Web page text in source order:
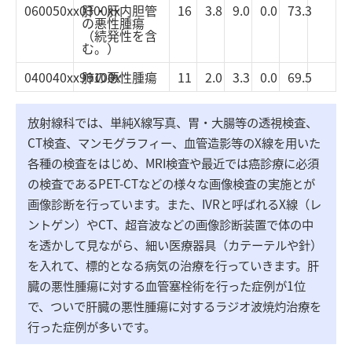
060050xx0300xx肝・肝内胆管
の悪性腫瘍
（続発性を含
む。）
16 3.8 9.0 0.0 73.3
040040xx99100x肺の悪性腫瘍 11 2.0 3.3 0.0 69.5
放射線科では、単純X線写真、胃・大腸等の透視検査、
CT検査、マンモグラフィー、血管造影等のX線を用いた
各種の検査をはじめ、MRI検査や最近では癌診療に必須
の検査であるPET-CTなどの様々な画像検査の実施とが
画像診断を行っています。また、IVRと呼ばれるX線（レ
ントゲン）やCT、超音波などの画像診断装置で体の中
を透かして見ながら、細い医療器具（カテーテルや針）
を入れて、標的となる病気の治療を行っていきます。肝
臓の悪性腫瘍に対する血管塞栓術を行った症例が1位
で、ついで肝臓の悪性腫瘍に対するラジオ波焼灼治療を
行った症例が多いです。